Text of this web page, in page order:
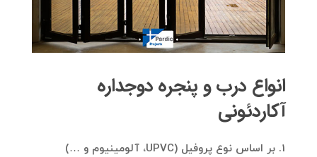
انواع درب و پنجره دوجداره
آکاردئونی
1. بر اساس نوع پروفیل (UPVC، آلومینیوم و …)